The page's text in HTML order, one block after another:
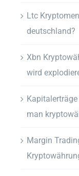
Ltc
deutschland?
Xbn
wird
man
Margin